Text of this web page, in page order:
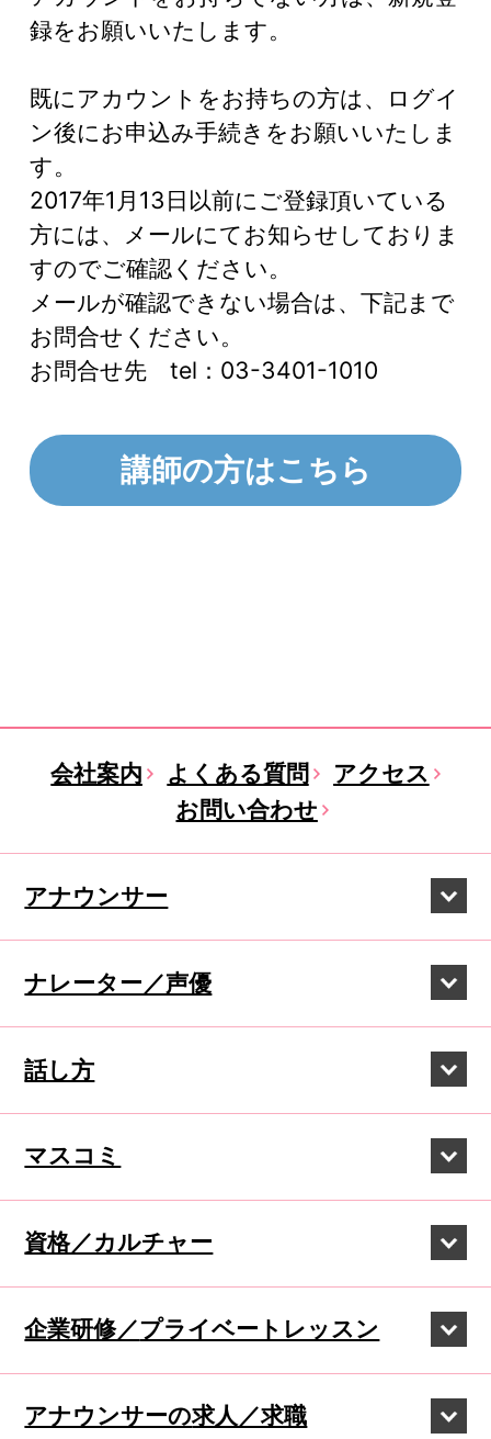
録をお願いいたします。
既にアカウントをお持ちの方は、ログイ
ン後にお申込み手続きをお願いいたしま
す。
2017年1月13日以前にご登録頂いている
方には、メールにてお知らせしておりま
すのでご確認ください。
メールが確認できない場合は、下記まで
お問合せください。
お問合せ先 tel：03-3401-1010
講師の方はこちら
会社案内 よくある質問
アクセス
お問い合わせ
アナウンサー
ナレーター／声優
話し方
マスコミ
資格／カルチャー
企業研修／プライベートレッスン
アナウンサーの求人／求職